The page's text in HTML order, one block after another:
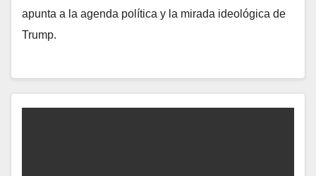
apunta a la agenda política y la mirada ideológica de
Trump.